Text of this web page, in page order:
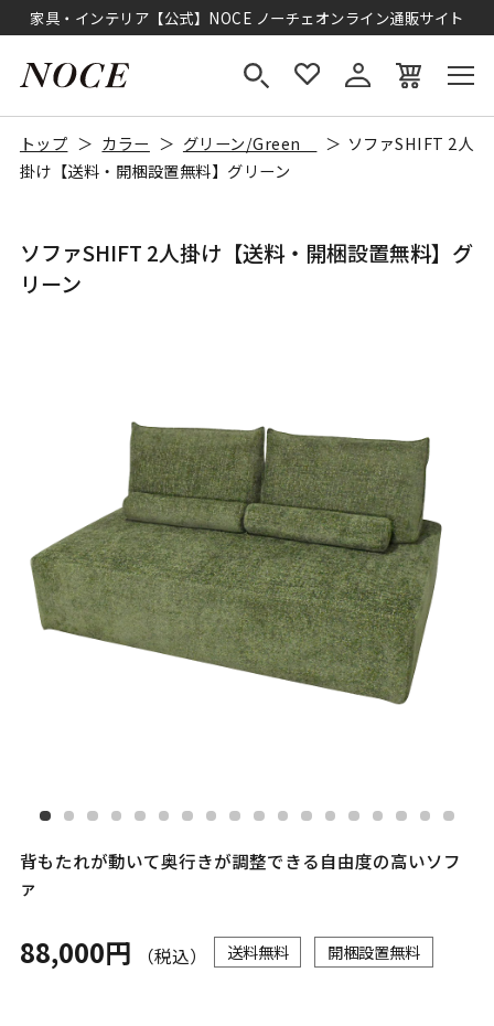
家具・インテリア【公式】NOCE ノーチェオンライン通販サイト
トップ カラー グリーン/Green
ソファSHIFT 2人
掛け【送料・開梱設置無料】グリーン
ソファSHIFT 2人掛け【送料・開梱設置無料】グ
リーン
背もたれが動いて奥行きが調整できる自由度の高いソフ
ァ
88,000円 （税込） 送料無料 開梱設置無料